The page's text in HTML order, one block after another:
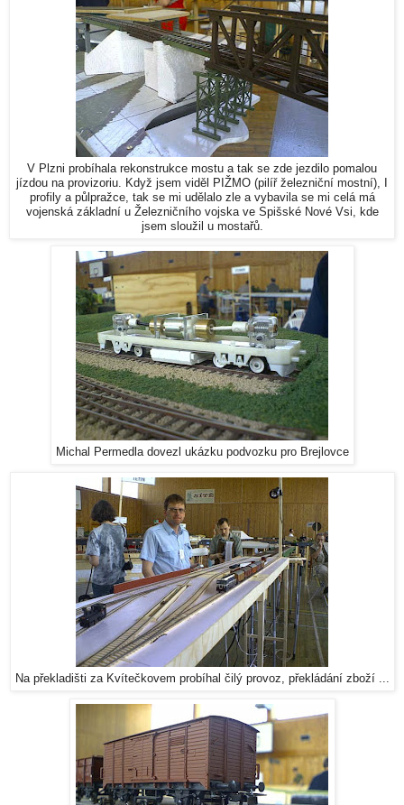
V Plzni probíhala rekonstrukce mostu a tak se zde jezdilo pomalou
jízdou na provizoriu. Když jsem viděl PIŽMO (pilíř železniční mostní), I
profily a půlpražce, tak se mi udělalo zle a vybavila se mi celá má
vojenská základní u Železničního vojska ve Spišské Nové Vsi, kde
jsem sloužil u mostařů.
Michal Permedla dovezl ukázku podvozku pro Brejlovce
Na překladišti za Kvítečkovem probíhal čilý provoz, překládání zboží ...